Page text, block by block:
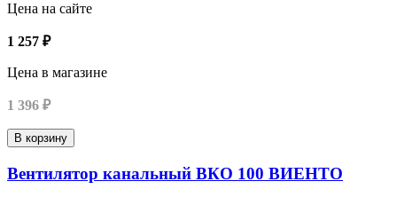
Цена на сайте
1 257 ₽
Цена в магазине
1 396 ₽
В корзину
Вентилятор канальный ВКО 100 ВИЕНТО